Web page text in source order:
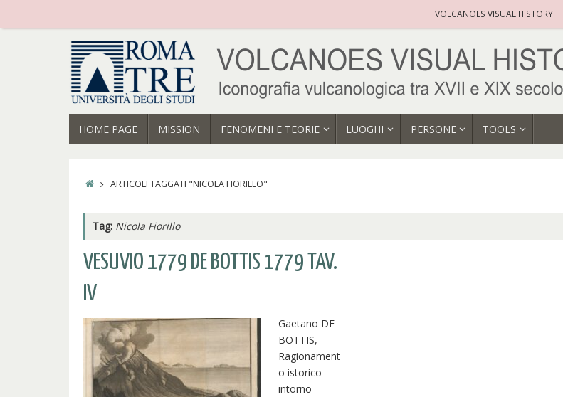
VOLCANOES VISUAL HISTORY
ALHOME PAGE MISSION FENOMENI E TEORIE LUOGHI PERSONE TOOLS
HOMEARTICOLI TAGGATI "NICOLA FIORILLO"
Tag: Nicola Fiorillo
VESUVIO 1779 DE BOTTIS 1779 TAV.
IV
Gaetano DE
BOTTIS,
Ragionament
o istorico
intorno